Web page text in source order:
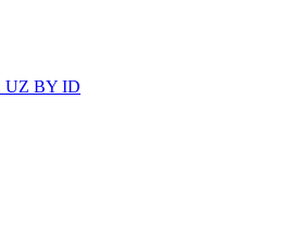
UZ BY ID